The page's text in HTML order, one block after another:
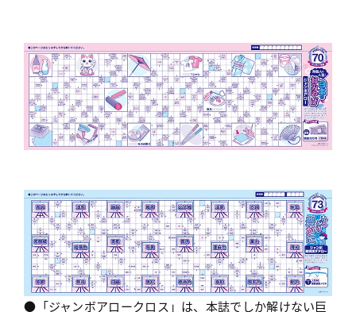
●「ジャンボアロークロス」は、本誌でしか解けない巨